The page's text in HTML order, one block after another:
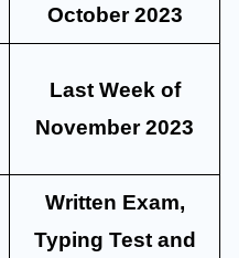
October 2023
Last Week of
November 2023
Written Exam,
Typing Test and